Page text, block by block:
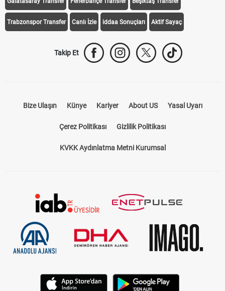
Trabzonspor Transfer Canlı İzle iddaa Sonuçları Aktif Sayaç
Takip Et
Bize Ulaşın Künye Kariyer About US Yasal Uyarı
Çerez Politikası Gizlilik Politikası
KVKK Aydınlatma Metni Kurumsal